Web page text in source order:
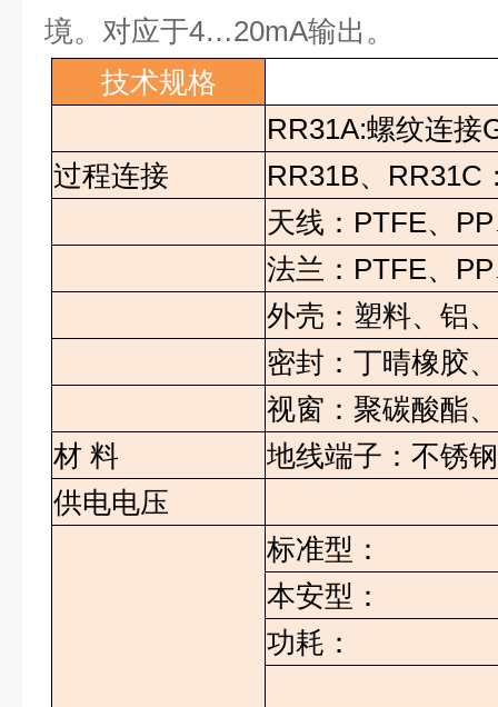
境。对应于4…20mA输出。
技术规格
RR31A:螺纹连接
过程连接
RR31B、 RR31C
天线： PTFE、 PP
法兰： PTFE、 PP
外壳：塑料、铝
密封：丁晴橡胶
视窗：聚碳酸酯
材 料
地线端子：不锈钢
供电电压
标准型：
本安型：
功耗：